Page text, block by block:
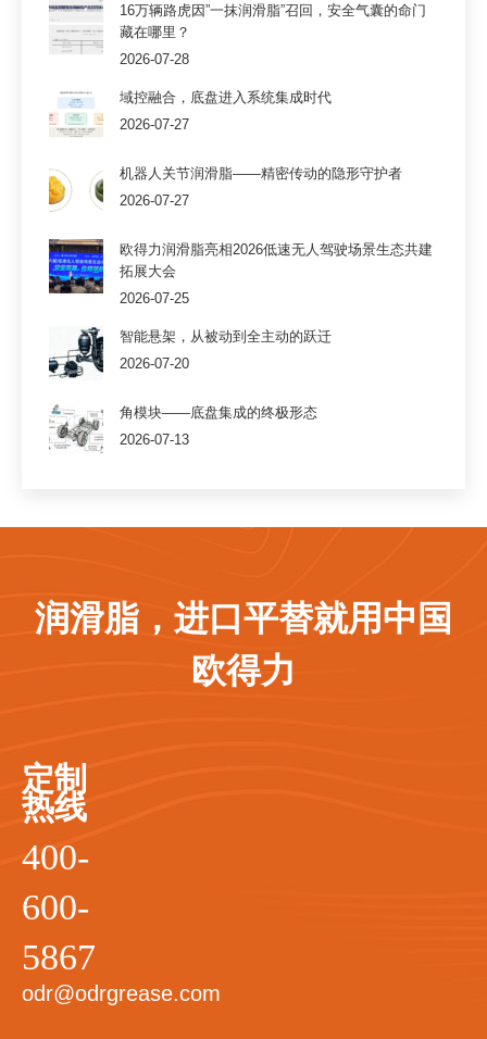
16万辆路虎因”一抹润滑脂”召回，安全气囊的命门
藏在哪里？
2026-07-28
域控融合，底盘进入系统集成时代
2026-07-27
机器人关节润滑脂——精密传动的隐形守护者
2026-07-27
欧得力润滑脂亮相2026低速无人驾驶场景生态共建
拓展大会
2026-07-25
智能悬架，从被动到全主动的跃迁
2026-07-20
角模块——底盘集成的终极形态
2026-07-13
润滑脂，进口平替就用中国
欧得力
定制
热线
400-
600-
5867
odr@odrgrease.com